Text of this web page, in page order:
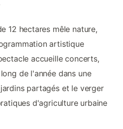
12 hectares mêle nature,
artistique
accueille concerts,
de l'année dans une
partagés et le verger
d'agriculture urbaine